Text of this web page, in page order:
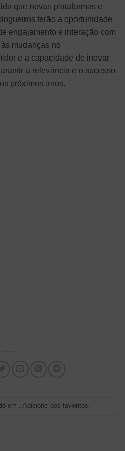
que novas plataformas e
terão a oportunidade
engajamento e interação com
mudanças no
e a capacidade de inovar
a relevância e o sucesso
próximos anos.
em . Adicione aos favoritos